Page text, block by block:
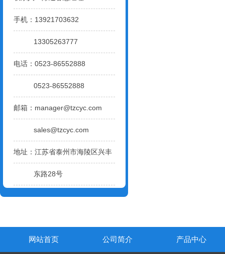
手机：13921703632
13305263777
电话：0523-86552888
0523-86552888
邮箱： manager@tzcyc.com
sales@tzcyc.com
地址：江苏省泰州市海陵区兴丰
东路28号
网站首页 公司简介 产品中心